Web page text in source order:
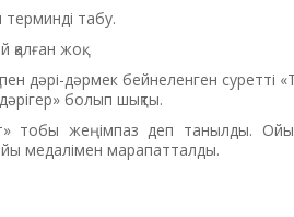
терминді табу.
жоқ.
дәрі-дәрмек бейнеленген суретті
болып шықты.
тобы жеңімпаз деп танылды.
медалімен марапатталды.